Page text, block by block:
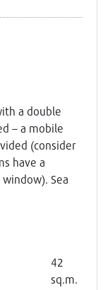
a double
– a mobile
(consider
have a
Sea
42
sq.m.